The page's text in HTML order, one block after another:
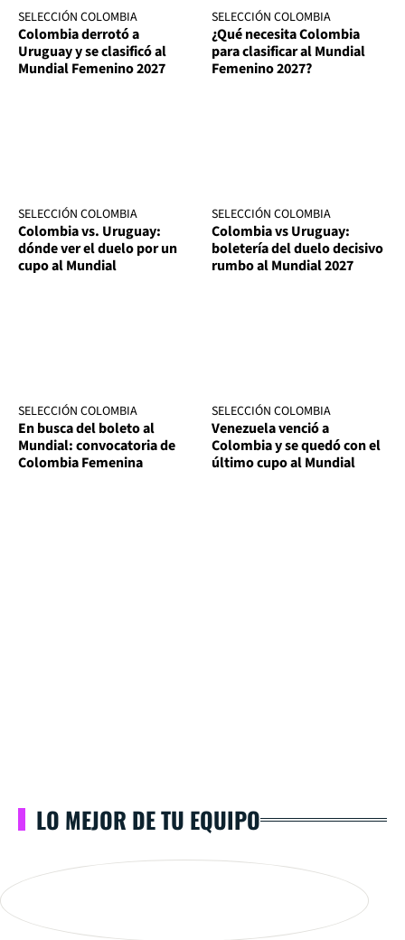
SELECCIÓN COLOMBIA
Colombia derrotó a
Uruguay y se clasificó al
Mundial Femenino 2027
SELECCIÓN COLOMBIA
¿Qué necesita Colombia
para clasificar al Mundial
Femenino 2027?
SELECCIÓN COLOMBIA
Colombia vs. Uruguay:
dónde ver el duelo por un
cupo al Mundial
SELECCIÓN COLOMBIA
Colombia vs Uruguay:
boletería del duelo decisivo
rumbo al Mundial 2027
SELECCIÓN COLOMBIA
En busca del boleto al
Mundial: convocatoria de
Colombia Femenina
SELECCIÓN COLOMBIA
Venezuela venció a
Colombia y se quedó con el
último cupo al Mundial
LO MEJOR DE TU EQUIPO